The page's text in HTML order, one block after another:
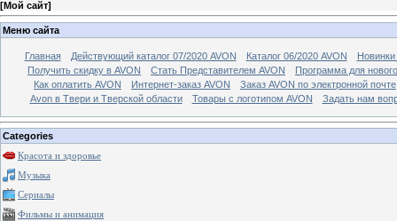
[Мой сайт]
Меню сайта
Главная Действующий каталог 07/2020 AVON Каталог 06/2020 AVON
Новинки
Получить скидку в AVON
Стать Представителем AVON
Программа для
Как оплатить AVON
Интернет-заказ AVON
Заказ AVON по электронной почте
Avon в Твери и Тверской области
Товары с логотипом AVON Задать нам
Categories
Красота и здоровье
Музыка
Сериалы
Фильмы и анимация